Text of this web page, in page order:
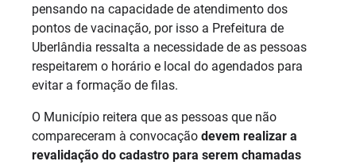
pensando na capacidade de atendimento dos
pontos de vacinação, por isso a Prefeitura de
Uberlândia ressalta a necessidade de as pessoas
respeitarem o horário e local do agendados para
evitar a formação de filas.
O Município reitera que as pessoas que não
compareceram à convocação devem realizar a
revalidação do cadastro para serem chamadas